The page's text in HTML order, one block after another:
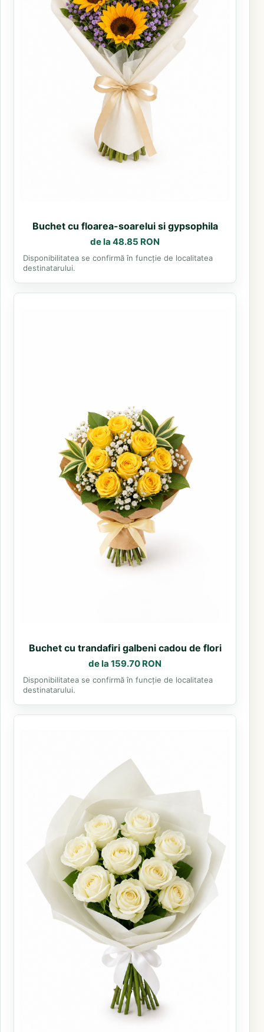
Buchet cu floarea-soarelui si gypsophila
de la 48.85 RON
Disponibilitatea se confirmă în funcție de localitatea
destinatarului.
Buchet cu trandafiri galbeni cadou de flori
de la 159.70 RON
Disponibilitatea se confirmă în funcție de localitatea
destinatarului.